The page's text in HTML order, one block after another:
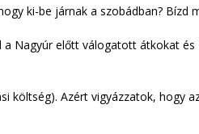
ki-be járnak a szobádban? Bízd
a Nagyúr előtt válogatott átkokat
költség). Azért vigyázzatok, hogy